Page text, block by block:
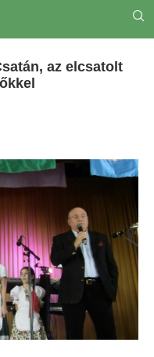
az elcsatolt